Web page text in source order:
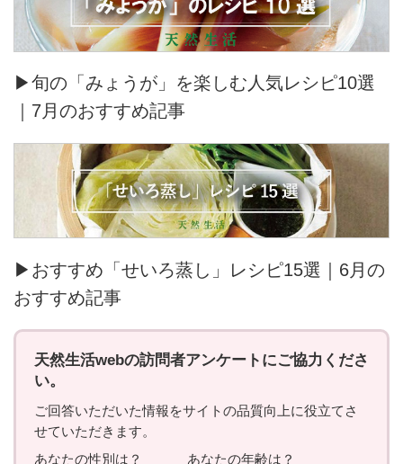
▶旬の「みょうが」を楽しむ人気レシピ10選
｜7月のおすすめ記事
▶おすすめ「せいろ蒸し」レシピ15選｜6月の
おすすめ記事